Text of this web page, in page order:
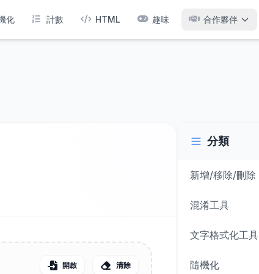
化 計數 HTML 趣味 合作夥伴
開啟 清除
分類
新增/移除/刪除
混淆工具
文字格式化工具
隨機化